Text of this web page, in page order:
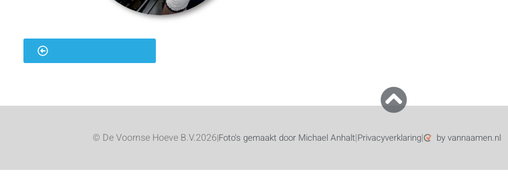
© De Voornse Hoeve B.V.2026|Foto's gemaakt door Michael Anhalt|Privacyverklaring| by vannaamen.nl